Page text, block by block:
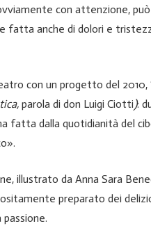
con attenzione,
fatta anche di dolori e
con un progetto del 2010,
parola di don Luigi Ciotti):
fatta dalla quotidianità del
illustrato da Anna Sara
preparato dei